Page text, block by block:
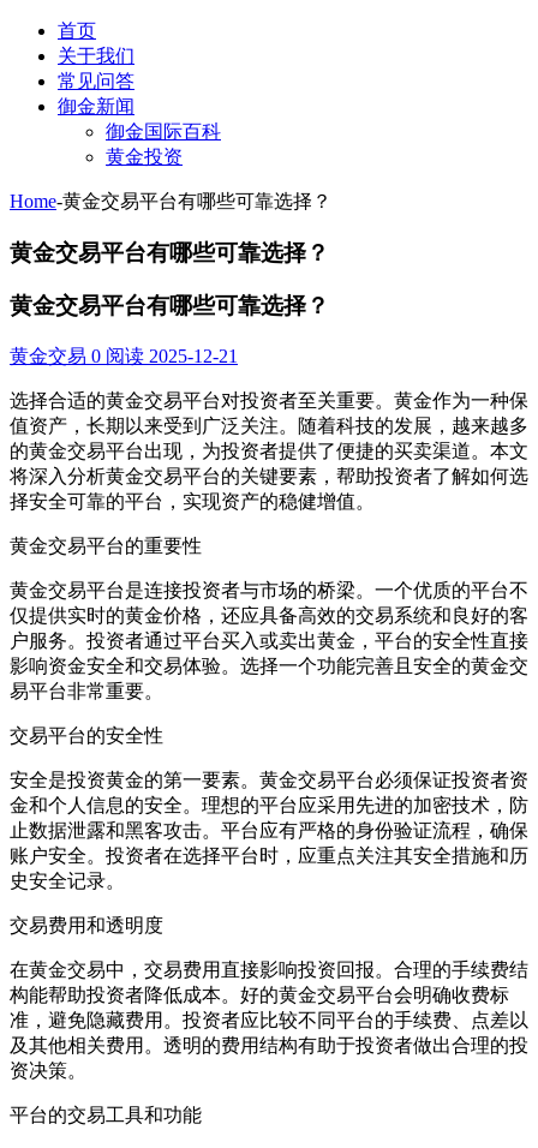
首页
关于我们
常见问答
御金新闻
御金国际百科
黄金投资
Home-黄金交易平台有哪些可靠选择？
黄金交易平台有哪些可靠选择？
黄金交易平台有哪些可靠选择？
黄金交易 0 阅读 2025-12-21
选择合适的黄金交易平台对投资者至关重要。黄金作为一种保
值资产，长期以来受到广泛关注。随着科技的发展，越来越多
的黄金交易平台出现，为投资者提供了便捷的买卖渠道。本文
将深入分析黄金交易平台的关键要素，帮助投资者了解如何选
择安全可靠的平台，实现资产的稳健增值。
黄金交易平台的重要性
黄金交易平台是连接投资者与市场的桥梁。一个优质的平台不
仅提供实时的黄金价格，还应具备高效的交易系统和良好的客
户服务。投资者通过平台买入或卖出黄金，平台的安全性直接
影响资金安全和交易体验。选择一个功能完善且安全的黄金交
易平台非常重要。
交易平台的安全性
安全是投资黄金的第一要素。黄金交易平台必须保证投资者资
金和个人信息的安全。理想的平台应采用先进的加密技术，防
止数据泄露和黑客攻击。平台应有严格的身份验证流程，确保
账户安全。投资者在选择平台时，应重点关注其安全措施和历
史安全记录。
交易费用和透明度
在黄金交易中，交易费用直接影响投资回报。合理的手续费结
构能帮助投资者降低成本。好的黄金交易平台会明确收费标
准，避免隐藏费用。投资者应比较不同平台的手续费、点差以
及其他相关费用。透明的费用结构有助于投资者做出合理的投
资决策。
平台的交易工具和功能